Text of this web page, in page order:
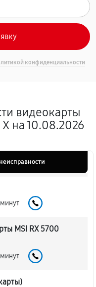
конфиденциальности
видеокарты
на 10.08.2026
MSI RX 5700